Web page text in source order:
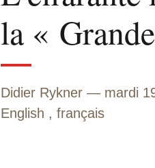
la «
Didier Rykner mardi
English , français